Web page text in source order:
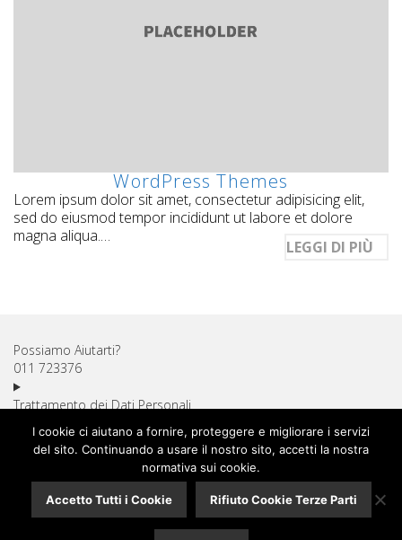
WordPress Themes
Lorem ipsum dolor sit amet, consectetur adipisicing elit,
sed do eiusmod tempor incididunt ut labore et dolore
magna aliqua.…
LEGGI DI PIÙ
Possiamo Aiutarti?
011 723376
Trattamento dei Dati Personali
Utilizzo dei Cookie
Pagamenti Sicuri
Assistenza Clienti
I cookie ci aiutano a fornire, proteggere e migliorare i servizi
del sito. Continuando a usare il nostro sito, accetti la nostra
normativa sui cookie.
Accetto Tutti i Cookie Rifiuto Cookie Terze Parti